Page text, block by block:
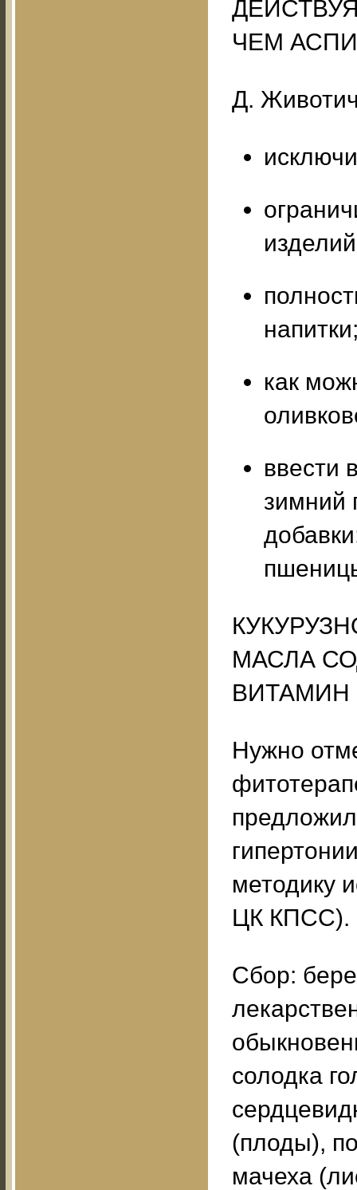
ЧЕМ
Д.
как
ввести
зимний
МАСЛА
ВИТАМИН
Нужно
методику
ЦК КПСС).
Сбор:
солодка
(плоды),
мачеха